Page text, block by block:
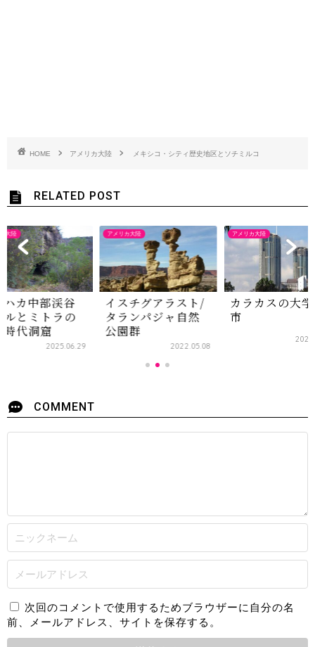
HOME アメリカ大陸 メキシコ・シティ歴史地区とソチミルコ
RELATED POST
大陸
ハカ中部渓谷
ルとミトラの
時代洞窟
2025.06.29
アメリカ大陸
イスチグアラスト/
タランパジャ自然
公園群
2022.05.08
アメリカ大陸
カラカスの大
市
COMMENT
次回のコメントで使用するためブラウザーに自分の名
前、メールアドレス、サイトを保存する。